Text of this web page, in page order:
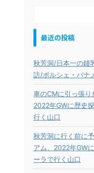
最近の投稿
秋芳洞/日本一の鍾
訪/ポルシェ・パナ
車のCMに引っ張り
2022年GWに歴史
行く山口
秋芳洞に行く前に
アム、2022年GW
ーラで行く山口